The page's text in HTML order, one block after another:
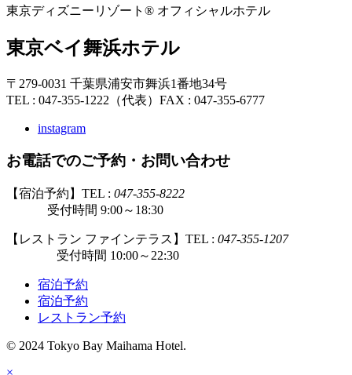
東京ディズニーリゾート® オフィシャルホテル
東京ベイ舞浜ホテル
〒279-0031 千葉県浦安市舞浜1番地34号
TEL : 047-355-1222（代表） FAX : 047-355-6777
instagram
お電話でのご予約・お問い合わせ
【宿泊予約】TEL : 047-355-8222
受付時間 9:00～18:30
【レストラン ファインテラス】TEL : 047-355-1207
受付時間 10:00～22:30
宿泊予約
宿泊予約
レストラン予約
© 2024 Tokyo Bay Maihama Hotel.
×